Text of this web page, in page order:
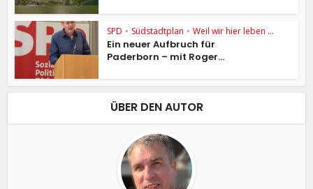
SPD • Südstadtplan • Weil wir hier leben ...
Ein neuer Aufbruch für
Paderborn – mit Roger...
ÜBER DEN AUTOR